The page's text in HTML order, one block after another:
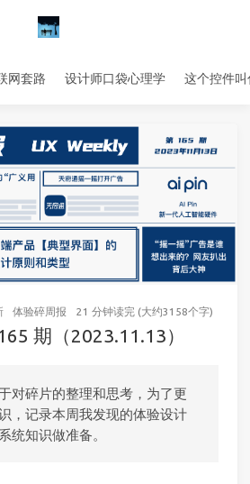
网套路 设计师口袋心理学 这个控件叫
体验碎周报 21 分钟读完 (大约3158个字)
期（2023.11.13）
对碎片的整理和思考，为了更
，记录本周我发现的体验设计
统知识做准备。